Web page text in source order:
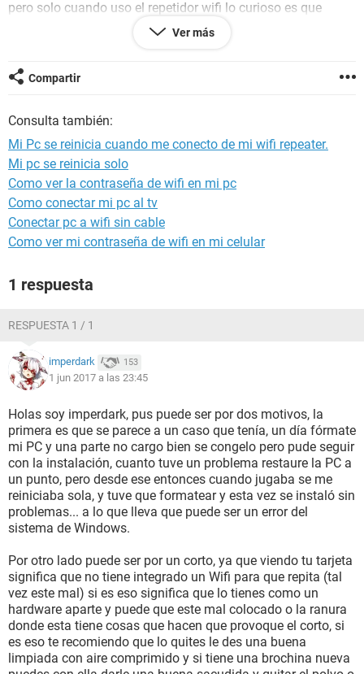
pero solo cuando uso el repetidor wifi lo curioso es que
cuando repetia la señal a traves de una lap lenovo no
pasaba eso pero la lapto se descompuso y ya no la pude
Ver más
Compartir
Consulta también:
Mi Pc se reinicia cuando me conecto de mi wifi repeater.
Mi pc se reinicia solo
Como ver la contraseña de wifi en mi pc
Como conectar mi pc al tv
Conectar pc a wifi sin cable
Como ver mi contraseña de wifi en mi celular
1 respuesta
RESPUESTA 1 / 1
imperdark 153
1 jun 2017 a las 23:45
Holas soy imperdark, pus puede ser por dos motivos, la
primera es que se parece a un caso que tenía, un día fórmate
mi PC y una parte no cargo bien se congelo pero pude seguir
con la instalación, cuanto tuve un problema restaure la PC a
un punto, pero desde ese entonces cuando jugaba se me
reiniciaba sola, y tuve que formatear y esta vez se instaló sin
problemas... a lo que lleva que puede ser un error del
sistema de Windows.
Por otro lado puede ser por un corto, ya que viendo tu tarjeta
significa que no tiene integrado un Wifi para que repita (tal
vez este mal) si es eso significa que lo tienes como un
hardware aparte y puede que este mal colocado o la ranura
donde esta tiene cosas que hacen que provoque el corto, si
es eso te recomiendo que lo quites le des una buena
limpiada con aire comprimido y si tiene una brochina nueva